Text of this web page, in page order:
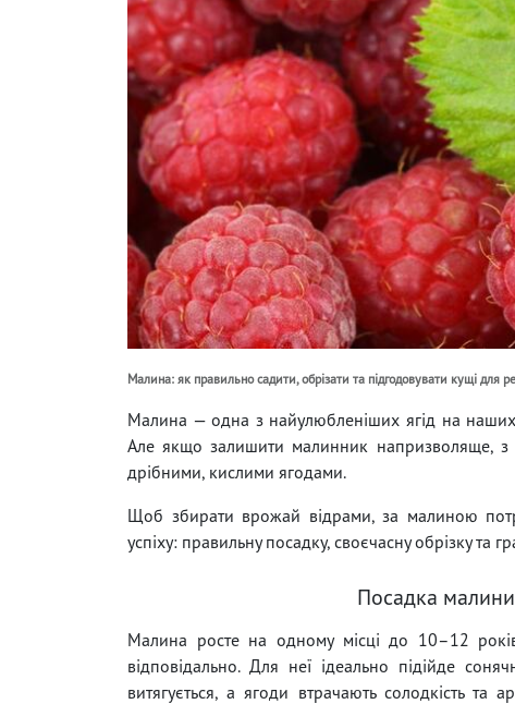
Малина: як правильно садити, обрізати та підгодовувати кущі для
Малина — одна з найулюбленіших ягід на
Але якщо залишити малинник напризволяще, з
дрібними, кислими ягодами.
Щоб збирати врожай відрами, за малиною
успіху: правильну посадку, своєчасну обрізку та
Посадка
Малина росте на одному місці до 10–12
відповідально. Для неї ідеально підійде
витягується, а ягоди втрачають солодкість